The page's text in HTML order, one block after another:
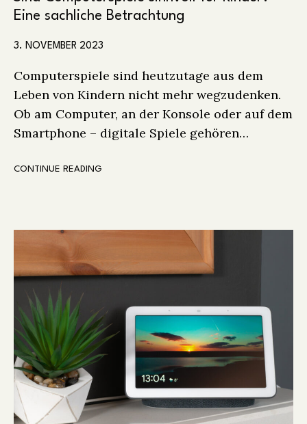
Eine sachliche Betrachtung
3. NOVEMBER 2023
Computerspiele sind heutzutage aus dem
Leben von Kindern nicht mehr wegzudenken.
Ob am Computer, an der Konsole oder auf dem
Smartphone – digitale Spiele gehören…
CONTINUE READING